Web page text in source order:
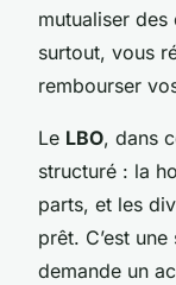
mutualiser
surtout, vous
rembourser
Le LBO, dans
structuré : la
parts, et les
prêt. C’est
demande un